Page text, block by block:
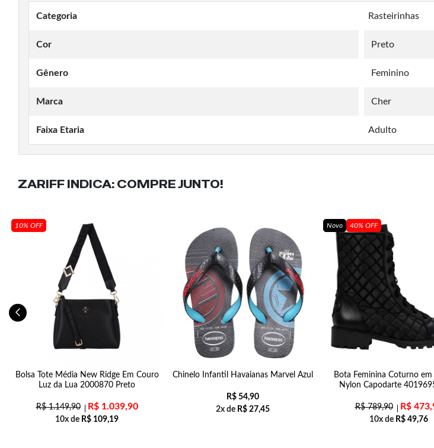
Categoria Rasteirinhas
Cor Preto
Gênero Feminino
Marca Cher
Faixa Etaria Adulto
ZARIFF INDICA: COMPRE JUNTO!
10% OFF
Bolsa Tote Média New Ridge Em Couro
Luz da Lua 2000870 Preto
R$1.149,90 R$1.039,90
10x de R$ 109,19
Chinelo Infantil Havaianas Marvel Azul
R$ 54,90
2x de R$ 27,45
Novo 40% OFF
Bota Feminina Coturno
Nylon Capodarte
R$789,90 R$
10x de R$ 49,76